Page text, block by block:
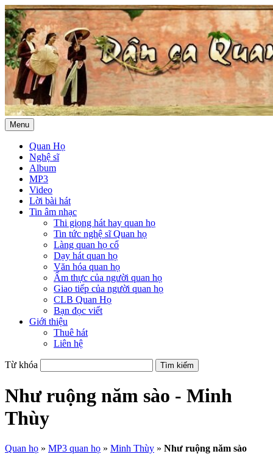
Menu
Quan Họ
Nghệ sĩ
Album
MP3
Video
Lời bài hát
Tin âm nhạc
Thi giọng hát hay quan họ
Tin tức nghệ sĩ Quan họ
Làng quan họ cổ
Dạy hát quan họ
Văn hóa quan họ
Ẩm thực của người quan họ
Giao tiếp của người quan họ
CLB Quan Họ
Bạn đọc viết
Giới thiệu
Thuê hát
Liên hệ
Từ khóa
Như ruộng năm sào - Minh
Thùy
Quan họ » MP3 quan họ » Minh Thùy » Như ruộng năm sào